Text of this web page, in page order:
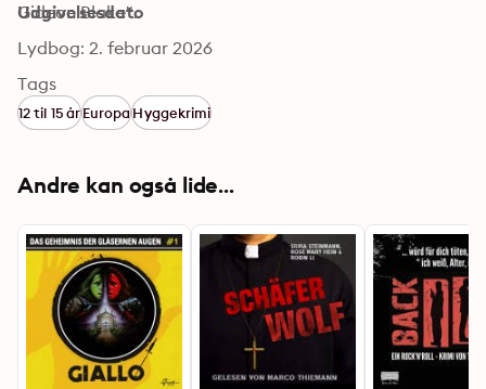
Gideon Blake".
Udgivelsesdato
Lydbog: 2. februar 2026
Tags
12 til 15 årEuropaHyggekrimi
Andre kan også lide...